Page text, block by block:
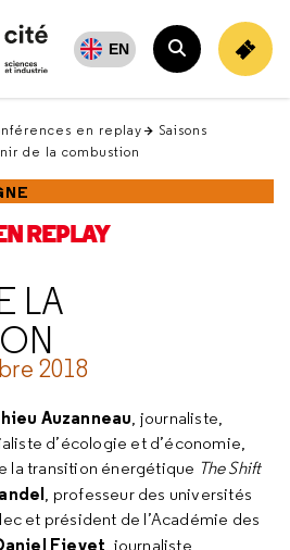
EN
Rechercher
en replay
Saisons
de la combustion
REPLAY
LA
2018
Auzanneau, journaliste,
d’écologie et d’économie,
la transition énergétique The Shift
, professeur des universités
et président de l’Académie des
Fievet, journaliste